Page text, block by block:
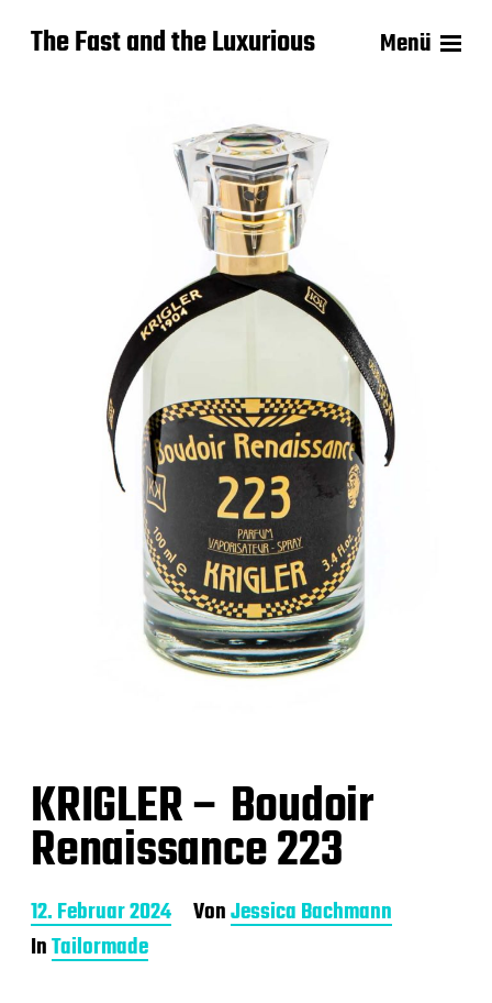
The Fast and the Luxurious Menü
KRIGLER – Boudoir
Renaissance 223
B
e
i
12. Februar 2024 VonJessica Bachmann
InTailormade